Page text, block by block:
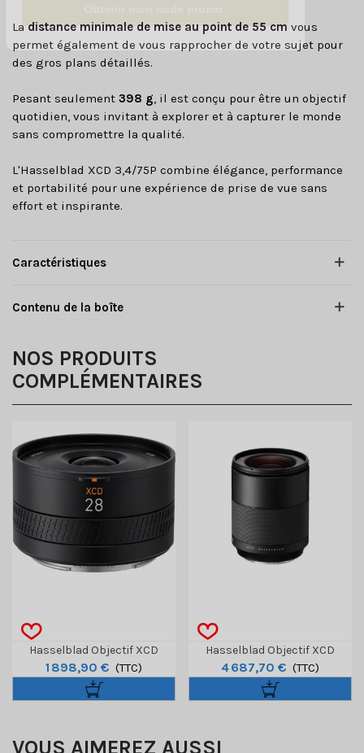
Ladistance minimale de mise au point de 55 cmvous
permet également de vous rapprocher de votre sujet pour
des gros plans détaillés.
Pesant seulement 398 g, il est conçu pour être un objectif
quotidien, vous invitant à explorer et à capturer le monde
sans compromettre la qualité.
L'Hasselblad XCD 3,4/75P combine élégance, performance
et portabilité pour une expérience de prise de vue sans
effort et inspirante.
Caractéristiques
Contenu de la boîte
NOS PRODUITS
COMPLÉMENTAIRES
Hasselblad Objectif XCD
28mm F/4 P
1 898,90 € (TTC)
Hasselblad Objectif XCD
80mm F/1.9
4 687,70 € (TTC)
VOUS AIMEREZ AUSSI
Obtenir mon code promo.